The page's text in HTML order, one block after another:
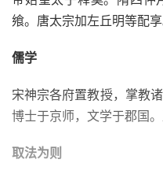
飨。唐太宗加左丘明等配
儒学
宋神宗各府置教授，掌教
博士于京师，文学于郡国
取法为则